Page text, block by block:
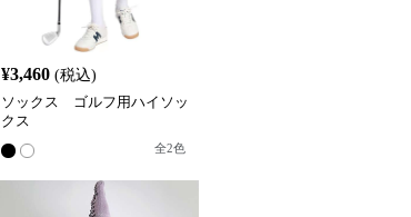
¥3,460 (税込)
ソックス ゴルフ用ハイソッ
クス
全2色